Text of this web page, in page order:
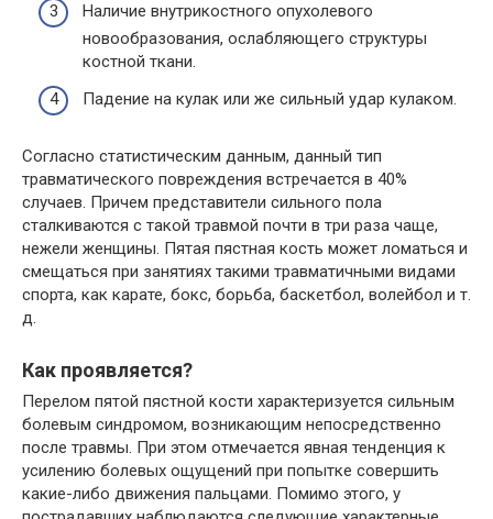
Наличие внутрикостного опухолевого
новообразования, ослабляющего структуры
костной ткани.
Падение на кулак или же сильный удар кулаком.
Согласно статистическим данным, данный тип
травматического повреждения встречается в 40%
случаев. Причем представители сильного пола
сталкиваются с такой травмой почти в три раза чаще,
нежели женщины. Пятая пястная кость может ломаться и
смещаться при занятиях такими травматичными видами
спорта, как карате, бокс, борьба, баскетбол, волейбол и т.
д.
Как проявляется?
Перелом пятой пястной кости характеризуется сильным
болевым синдромом, возникающим непосредственно
после травмы. При этом отмечается явная тенденция к
усилению болевых ощущений при попытке совершить
какие-либо движения пальцами. Помимо этого, у